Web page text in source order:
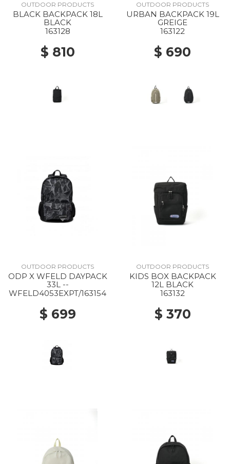
OUTDOOR PRODUCTS
BLACK BACKPACK 18L
BLACK
163128
$ 810
OUTDOOR PRODUCTS
URBAN BACKPACK 19L
GREIGE
163122
$ 690
OUTDOOR PRODUCTS
ODP X WFELD DAYPACK
33L --
WFELD4053EXPT/163154
$ 699
OUTDOOR PRODUCTS
KIDS BOX BACKPACK
12L BLACK
163132
$ 370